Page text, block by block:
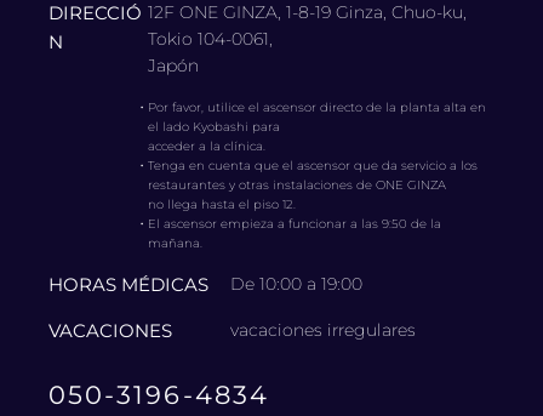
DIRECCIÓ
N
12F ONE GINZA, 1-8-19 Ginza, Chuo-ku,
Tokio 104-0061,
Japón
・ Por favor, utilice el ascensor directo de la planta alta en
el lado Kyobashi para
acceder a la clínica.
・Tenga en cuenta que el ascensor que da servicio a los
restaurantes y otras instalaciones de ONE GINZA
no llega hasta el piso 12.
・ El ascensor empieza a funcionar a las 9:50 de la
mañana.
HORAS MÉDICAS De 10:00 a 19:00
VACACIONES vacaciones irregulares
050-3196-4834